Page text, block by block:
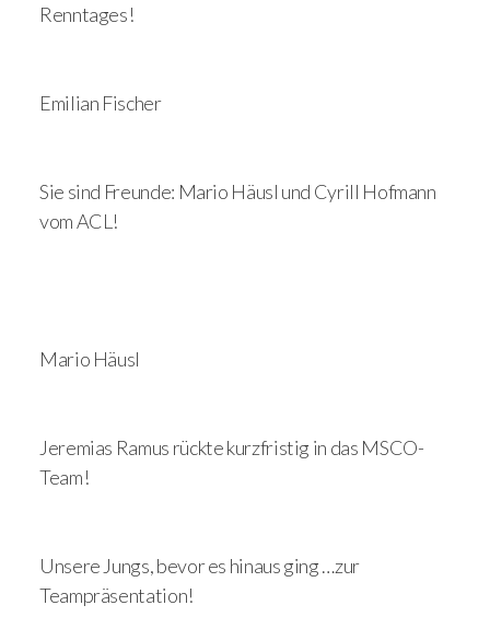
Renntages!
Emilian Fischer
Sie sind Freunde: Mario Häusl und Cyrill Hofmann
vom ACL!
Mario Häusl
Jeremias Ramus rückte kurzfristig in das MSCO-
Team!
Unsere Jungs, bevor es hinaus ging …zur
Teampräsentation!